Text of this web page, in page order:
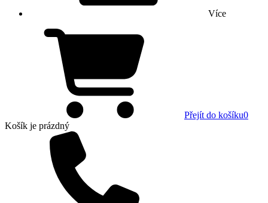
Více
Přejít do košíku0
Košík je prázdný